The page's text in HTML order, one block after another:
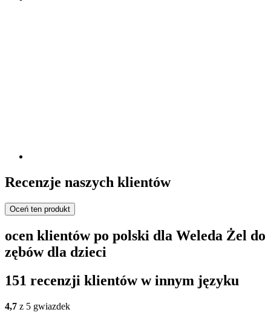
Recenzje naszych klientów
Oceń ten produkt
ocen klientów po polski dla Weleda Żel do
zębów dla dzieci
151 recenzji klientów w innym języku
4,7 z 5 gwiazdek